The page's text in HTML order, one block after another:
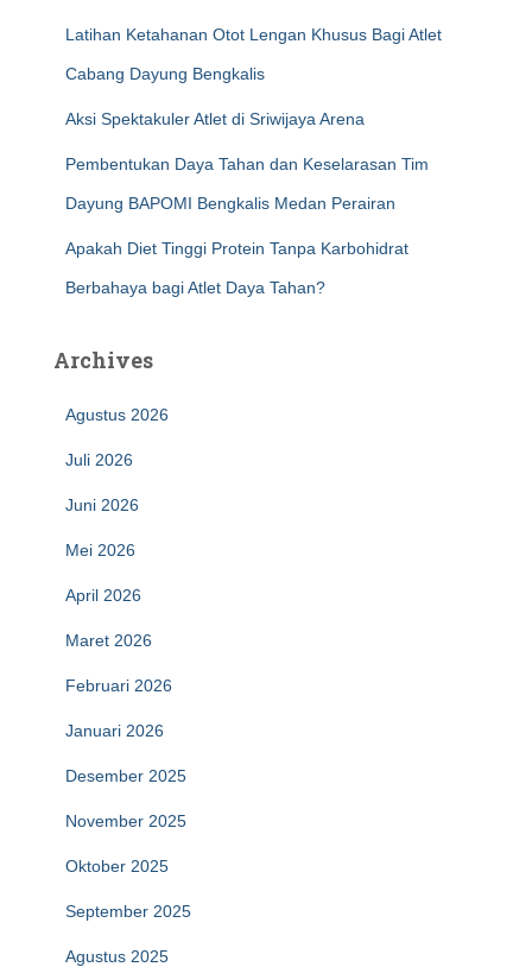
Latihan Ketahanan Otot Lengan Khusus Bagi Atlet
Cabang Dayung Bengkalis
Aksi Spektakuler Atlet di Sriwijaya Arena
Pembentukan Daya Tahan dan Keselarasan Tim
Dayung BAPOMI Bengkalis Medan Perairan
Apakah Diet Tinggi Protein Tanpa Karbohidrat
Berbahaya bagi Atlet Daya Tahan?
Archives
Agustus 2026
Juli 2026
Juni 2026
Mei 2026
April 2026
Maret 2026
Februari 2026
Januari 2026
Desember 2025
November 2025
Oktober 2025
September 2025
Agustus 2025